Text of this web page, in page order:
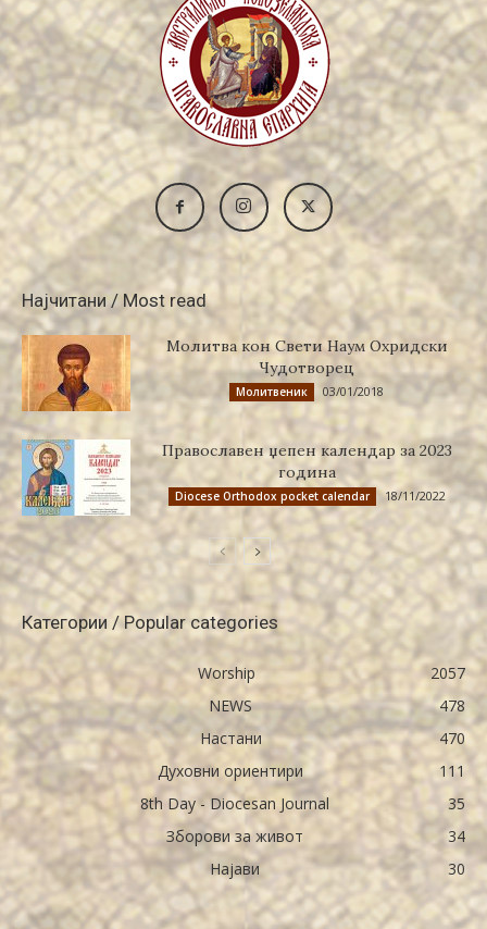
Најчитани / Most read
Молитва кон Свети Наум Охридски
Чудотворец
Молитвеник 03/01/2018
Православен џепен календар за 2023
година
Diocese Orthodox pocket calendar 18/11/2022
Категории / Popular categories
Worship
2057
NEWS
478
Настани
470
Духовни ориентири
111
8th Day - Diocesan Journal
35
Зборови за живот
34
Најави
30